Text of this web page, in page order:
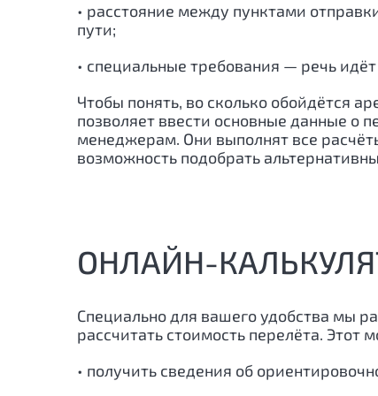
• расстояние между пунктами
пути;
• специальные требования — речь
Чтобы понять, во сколько обойдётся
позволяет ввести основные данные о
менеджерам. Они выполнят все
возможность подобрать
ОНЛАЙН-
Специально для вашего удобства мы
рассчитать стоимость перелёта.
• получить сведения об